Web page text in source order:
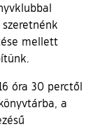
mellett
óra 30 perctől
a